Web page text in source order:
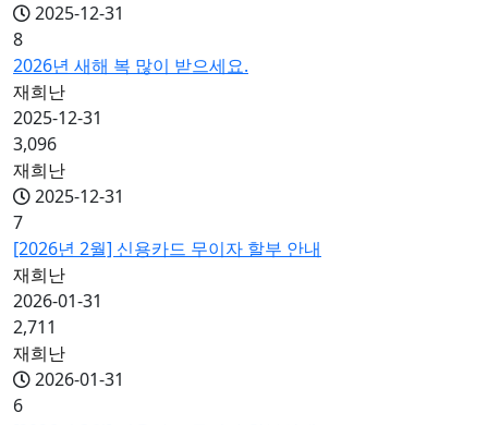
2025-12-31
8
2026년 새해 복 많이 받으세요.
재희난
2025-12-31
3,096
재희난
2025-12-31
7
[2026년 2월] 신용카드 무이자 할부 안내
재희난
2026-01-31
2,711
재희난
2026-01-31
6